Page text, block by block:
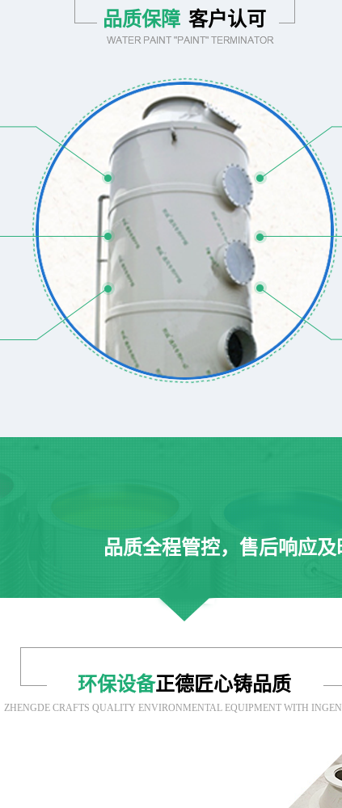
品质保障 客户认可
品质全程管控，售后响应及
环保设备正德匠心铸品质
ZHENGDE CRAFTS QUALITY ENVIRONMENTAL EQUIPMENT WITH